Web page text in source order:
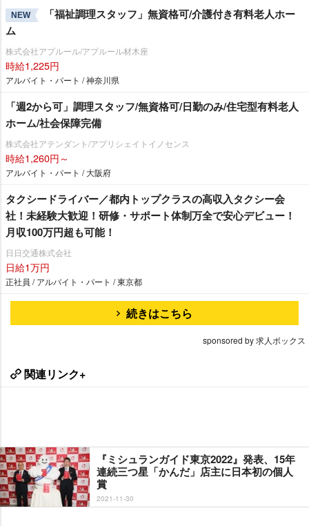
NEW
「福祉調理スタッフ」無資格可/介護付き有料老人ホー
ム
株式会社アプルール/アプルール材木座
時給1,225円
アルバイト・パート / 神奈川県
「週2から可」調理スタッフ/無資格可/日勤のみ/住宅型有料老人
ホーム/社会保障完備
株式会社アテンダント/アプリシェイトイノセンス
時給1,260円～
アルバイト・パート / 大阪府
タクシードライバー／都内トップクラスの高収入タクシー会
社！未経験大歓迎！研修・サポート体制万全で安心デビュー！
月収100万円超も可能！
日日交通株式会社
日給1万円
正社員 / アルバイト・パート / 東京都
続きはこちら
sponsored by 求人ボックス
関連リンク+
『ミシュランガイド東京2022』発表、15年
連続三つ星「かんだ」店主に日本初の個人
賞
2021-11-30